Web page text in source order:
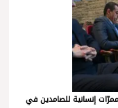
إنسانية للصامدين في